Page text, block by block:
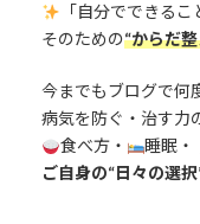
「自分でできるこ
そのための“からだ
今までもブログで何
病気を防ぐ・治す力
食べ方・
睡眠・
ご自身の“日々の選